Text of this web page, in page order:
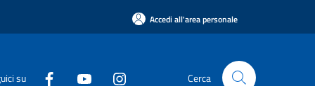
Accedi all'area personale
su Cerca